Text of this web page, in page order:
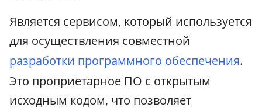
Является сервисом, который используется
для осуществления совместной
разработки программного обеспечения.
Это проприетарное ПО с открытым
исходным кодом, что позволяет